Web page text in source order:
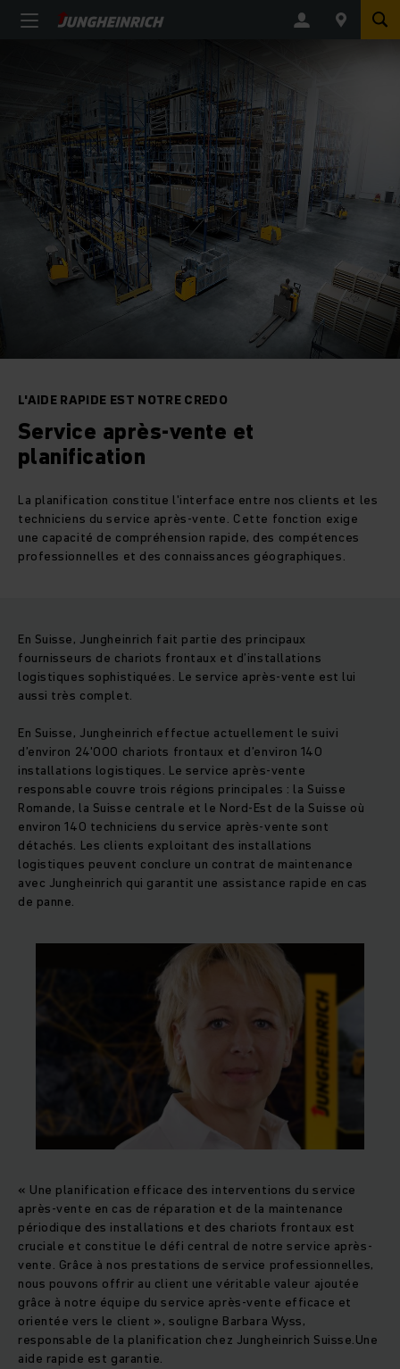
L'AIDE RAPIDE EST NOTRE CREDO
Service après-vente et
planification
La planification constitue l'interface entre nos clients et les
techniciens du service après-vente. Cette fonction exige
une capacité de compréhension rapide, des compétences
professionnelles et des connaissances géographiques.
En Suisse, Jungheinrich fait partie des principaux
fournisseurs de chariots frontaux et d’installations
logistiques sophistiquées. Le service après-vente est lui
aussi très complet.
En Suisse, Jungheinrich effectue actuellement le suivi
d’environ 24'000 chariots frontaux et d’environ 140
installations logistiques. Le service après-vente
responsable couvre trois régions principales : la Suisse
Romande, la Suisse centrale et le Nord-Est de la Suisse où
environ 140 techniciens du service après-vente sont
détachés. Les clients exploitant des installations
logistiques peuvent conclure un contrat de maintenance
avec Jungheinrich qui garantit une assistance rapide en cas
de panne.
« Une planification efficace des interventions du service
après-vente en cas de réparation et de la maintenance
périodique des installations et des chariots frontaux est
cruciale et constitue le défi central de notre service après-
vente. Grâce à nos prestations de service professionnelles,
nous pouvons offrir au client une véritable valeur ajoutée
grâce à notre équipe du service après-vente efficace et
orientée vers le client », souligne Barbara Wyss,
responsable de la planification chez Jungheinrich Suisse.Une
aide rapide est garantie.